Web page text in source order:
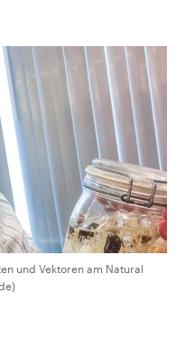
und Vektoren am Natural